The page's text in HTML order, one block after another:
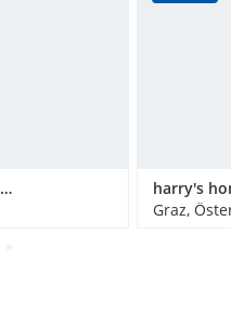
Hotel Steiermarkhof Graz
Graz,